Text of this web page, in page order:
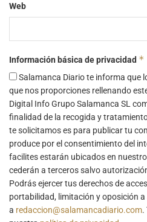
Web
Información básica de privacidad *
Salamanca Diario te informa que
que nos proporciones rellenando
Digital Info Grupo Salamanca SL
finalidad de la recogida y
te solicitamos es para publicar tu
produce por el consentimiento del
facilites estarán ubicados en
cederán a terceros salvo
Podrás ejercer tus derechos de
portabilidad, limitación y oposición
a redaccion@salamancadiario.com.